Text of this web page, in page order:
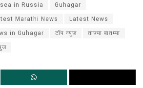
in Russia Guhagar
Marathi News Latest News
in Guhagar टॉप न्युज ताज्या बातम्या